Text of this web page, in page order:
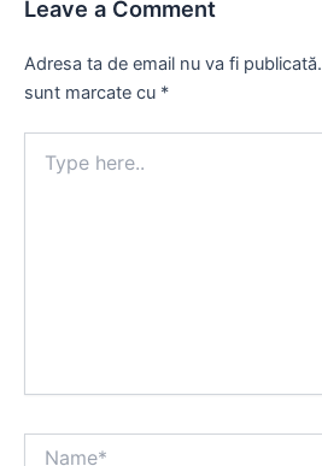
Leave a Comment
Adresa ta de email nu va fi publicată.
sunt marcate cu *
here..